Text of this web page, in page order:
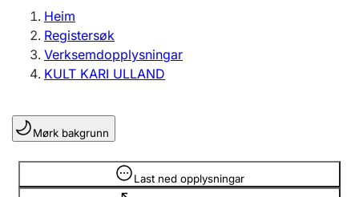
Enkeltpersonføretak
Registrere, endre, slette
Lag og foreining
Registrere, endre, slette
Heim
Registersøk
Verksemdopplysningar
KULT KARI ULLAND
Mørk bakgrunn
Last ned opplysningar
Opplysninger er skjult